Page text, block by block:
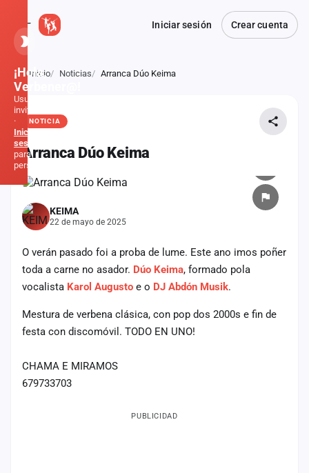
Iniciar sesión Crear cuenta
Atrás
Inicio Noticias Arranca Dúo Keima
NOTICIA
Arranca Dúo Keima
KEIMA
22 de mayo de 2025
O verán pasado foi a proba de lume. Este ano imos poñer
toda a carne no asador. Dúo Keima, formado pola
vocalista Karol Augusto e o DJ Abdón Musik.
Mestura de verbena clásica, con pop dos 2000s e fin de
festa con discomóvil. TODO EN UNO!
CHAMA E MIRAMOS
679733703
PUBLICIDAD
¡Hola,
Verbener@!
Usuario
invitado
·
Inicia
sesión
para
personalizar
Inicio
Formaciones
Mapa
Componentes